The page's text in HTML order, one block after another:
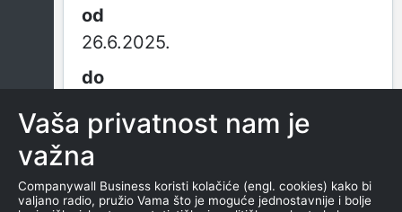
26.6.2025.
Vaša privatnost nam je
važna
Companywall Business koristi kolačiće (engl. cookies) kako bi
valjano radio, pružio Vama što je moguće jednostavnije i bolje